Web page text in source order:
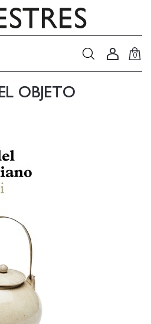
0
OBJETO